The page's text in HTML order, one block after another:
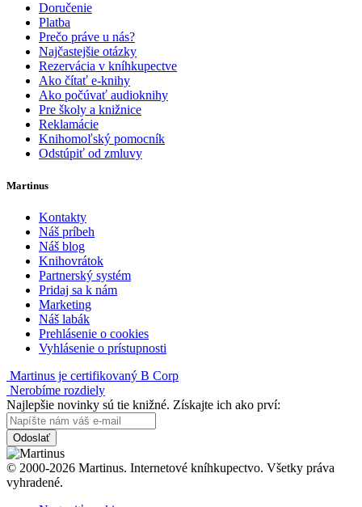
Doručenie
Platba
Prečo práve u nás?
Najčastejšie otázky
Rezervácia v kníhkupectve
Ako čítať e-knihy
Ako počúvať audioknihy
Pre školy a knižnice
Reklamácie
Knihomoľský pomocník
Odstúpiť od zmluvy
Martinus
Kontakty
Náš príbeh
Náš blog
Knihovrátok
Partnerský systém
Pridaj sa k nám
Marketing
Náš labák
Prehlásenie o cookies
Vyhlásenie o prístupnosti
Martinus je certifikovaný B Corp
Nerobíme rozdiely
Najlepšie novinky sú tie knižné. Získajte ich ako prví:
Odoslať
© 2000-2026 Martinus. Internetové kníhkupectvo. Všetky práva
vyhradené.